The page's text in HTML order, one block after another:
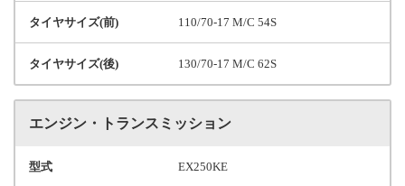
タイヤサイズ(前) 110/70-17 M/C 54S
タイヤサイズ(後) 130/70-17 M/C 62S
エンジン・トランスミッション
型式 EX250KE